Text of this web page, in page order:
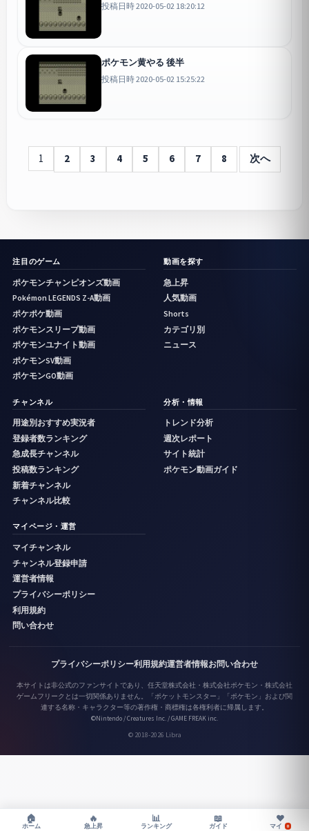
投稿日時 2020-05-02 18:20:12
ポケモン黄やる 後半
投稿日時 2020-05-02 15:25:22
1 2 3 4 5 6 7 8 次へ
注目のゲーム
ポケモンチャンピオンズ動画
Pokémon LEGENDS Z-A動画
ポケポケ動画
ポケモンスリープ動画
ポケモンユナイト動画
ポケモンSV動画
ポケモンGO動画
動画を探す
急上昇
人気動画
Shorts
カテゴリ別
ニュース
チャンネル
用途別おすすめ実況者
登録者数ランキング
急成長チャンネル
投稿数ランキング
新着チャンネル
チャンネル比較
分析・情報
トレンド分析
週次レポート
サイト統計
ポケモン動画ガイド
マイページ・運営
マイチャンネル
チャンネル登録申請
運営者情報
プライバシーポリシー
利用規約
問い合わせ
プライバシーポリシー利用規約運営者情報お問い合わせ
本サイトは非公式のファンサイトであり、任天堂株式会社・株式会社ポケモン・株式会社
ゲームフリークとは一切関係ありません。「ポケットモンスター」「ポケモン」および関
連する名称・キャラクター等の著作権・商標権は各権利者に帰属します。
©Nintendo / Creatures Inc. / GAME FREAK inc.
© 2018-2026 Libra
🏠
ホーム
🔥
急上昇
📊
ランキング
📖
ガイド
♥
マイ 0